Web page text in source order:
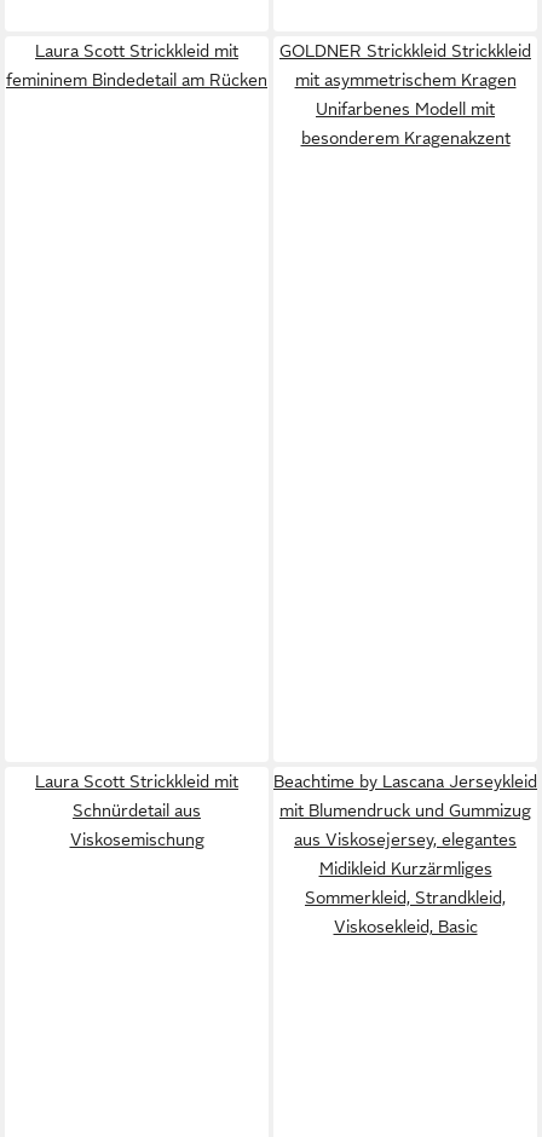
Laura Scott Strickkleid mit
femininem Bindedetail am Rücken
GOLDNER Strickkleid Strickkleid
mit asymmetrischem Kragen
Unifarbenes Modell mit
besonderem Kragenakzent
Laura Scott Strickkleid mit
Schnürdetail aus
Viskosemischung
Beachtime by Lascana Jerseykleid
mit Blumendruck und Gummizug
aus Viskosejersey, elegantes
Midikleid Kurzärmliges
Sommerkleid, Strandkleid,
Viskosekleid, Basic